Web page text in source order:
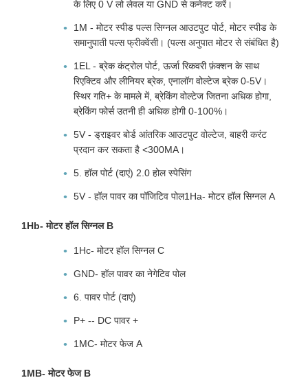
के लिए 0 V लो लेवल या GND से कनेक्ट करें।
1M - मोटर स्पीड पल्स सिग्नल आउटपुट पोर्ट, मोटर स्पीड के
समानुपाती पल्स फ्रीक्वेंसी। (पल्स अनुपात मोटर से संबंधित है)
1EL - ब्रेक कंट्रोल पोर्ट, ऊर्जा रिकवरी फ़ंक्शन के साथ
रिएक्टिव और लीनियर ब्रेक, एनालॉग वोल्टेज ब्रेक 0-5V।
स्थिर गति+ के मामले में, ब्रेकिंग वोल्टेज जितना अधिक होगा,
ब्रेकिंग फोर्स उतनी ही अधिक होगी 0-100%।
5V - ड्राइवर बोर्ड आंतरिक आउटपुट वोल्टेज, बाहरी करंट
प्रदान कर सकता है <300MA।
5. हॉल पोर्ट (दाएं) 2.0 होल स्पेसिंग
5V - हॉल पावर का पॉजिटिव पोल1Ha- मोटर हॉल सिग्नल A
1Hb- मोटर हॉल सिग्नल B
1Hc- मोटर हॉल सिग्नल C
GND- हॉल पावर का नेगेटिव पोल
6. पावर पोर्ट (दाएं)
P+ -- DC पावर +
1MC- मोटर फेज A
1MB- मोटर फेज B